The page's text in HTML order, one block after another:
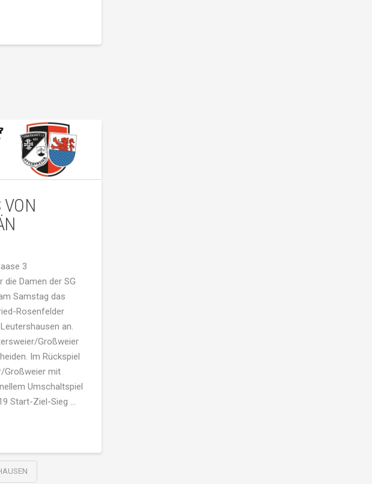
VON
3
die Damen der SG
Samstag das
Rosenfelder
an.
Großweier
Im Rückspiel
Großweier mit
Umschaltspiel
Start-Ziel-Sieg …